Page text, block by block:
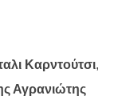
Καρντούτσι,
Αγρανιώτης